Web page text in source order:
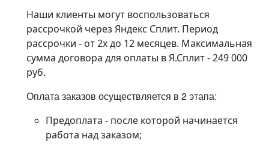
Наши клиенты могут воспользоваться
рассрочкой через Яндекс Сплит. Период
рассрочки - от 2х до 12 месяцев. Максимальная
сумма договора для оплаты в Я.Сплит - 249 000
руб.
Оплата заказов осуществляется в 2 этапа:
Предоплата - после которой начинается
работа над заказом;